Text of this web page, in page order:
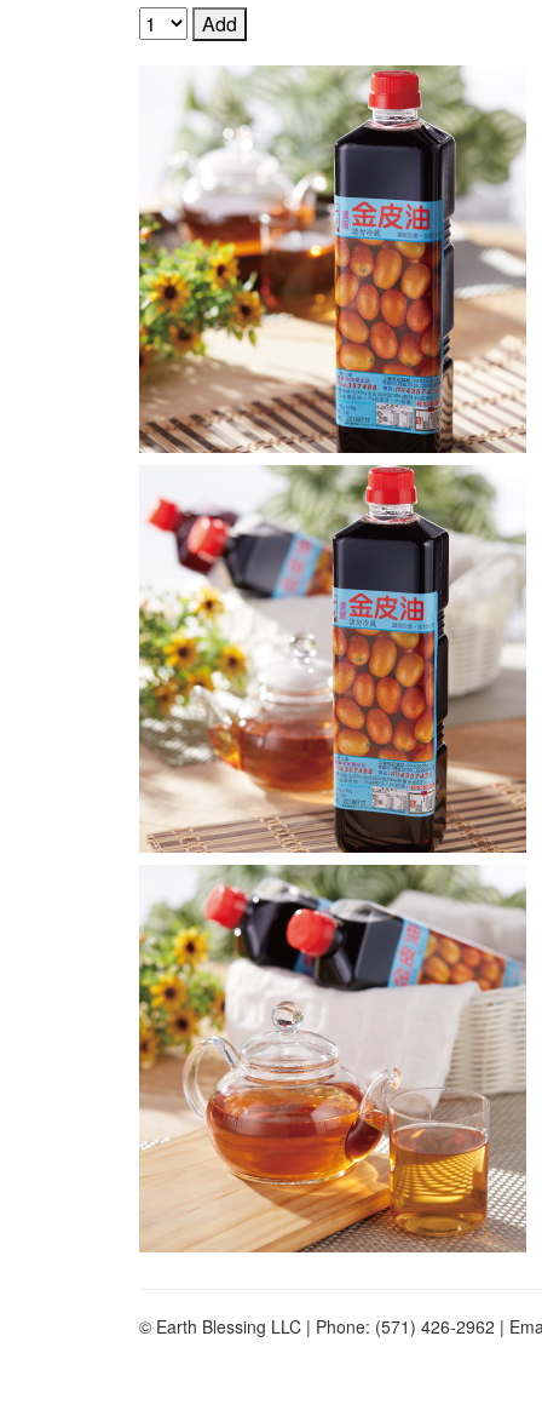
© Earth Blessing LLC | Phone: (571) 426-2962 |